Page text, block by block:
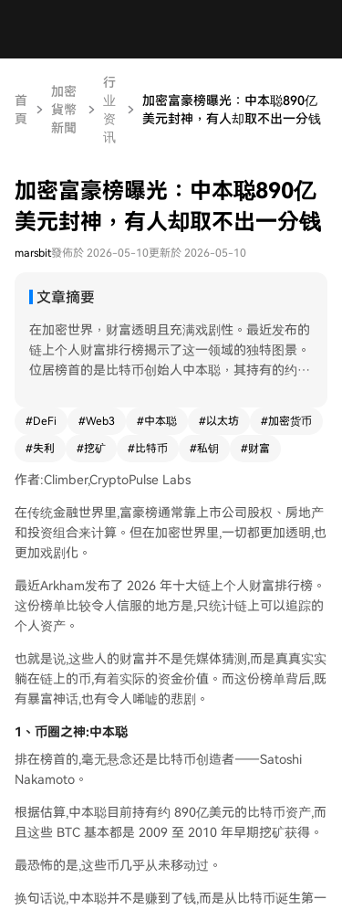
首
頁
加密
貨幣
新聞
行
业
资
讯
加密富豪榜曝光：中本聪890亿
美元封神，有人却取不出一分钱
加密富豪榜曝光：中本聪890亿
美元封神，有人却取不出一分钱
marsbit發佈於 2026-05-10更新於 2026-05-10
文章摘要
在加密世界，财富透明且充满戏剧性。最近发布的
链上个人财富排行榜揭示了这一领域的独特图景。
位居榜首的是比特币创始人中本聪，其持有的约89
波场创始人孙宇晨，则以约15亿美元的活跃链上资
产展现了完全不同的风格。 榜单背后也充满了悲
喜剧。有人因丢失存有私钥的硬盘，眼睁睁看着价
值数亿美元的比特币无法动用；有人忘记了硬件钱
包密码，仅剩两次尝试机会，关乎数亿资产。早期
以太坊投资者因丢失私钥，导致巨额财富“看得见
却摸不着”。甚至有毒贩将私钥藏于钓鱼竿后丢
联合创始人Vitalik Buterin作为技术理想主义者持
有约5.33亿美元资产。中国早期玩家“神鱼”凭借穿
越多个周期积累了约2.13亿美元财富。POAP创始
人等产品型创业者也凭借捕捉行业关键需求登上榜
单。 这份榜单凸显了加密世界的几个核心规律：
巨大财富多源于早期持有；私钥保管至关重要，一
益透明。它不仅是财富排名，更是行业发展史的缩
影，揭示了在这里，财富自由与永久丧失往往仅有
一串私钥之隔。
#DeFi #Web3 #中本聪 #以太坊 #加密货币
#失利 #挖矿 #比特币 #私钥 #财富
作者:Climber,CryptoPulse Labs
在传统金融世界里,富豪榜通常靠上市公司股权、房地产
和投资组合来计算。但在加密世界里,一切都更加透明,也
更加戏剧化。
最近Arkham发布了 2026 年十大链上个人财富排行榜。
这份榜单比较令人信服的地方是,只统计链上可以追踪的
个人资产。
也就是说,这些人的财富并不是凭媒体猜测,而是真真实实
躺在链上的币,有着实际的资金价值。而这份榜单背后,既
有暴富神话,也有令人唏嘘的悲剧。
1、币圈之神:中本聪
排在榜首的,毫无悬念还是比特币创造者——Satoshi
Nakamoto。
根据估算,中本聪目前持有约 890亿美元的比特币资产,而
且这些 BTC 基本都是 2009 至 2010 年早期挖矿获得。
最恐怖的是,这些币几乎从未移动过。
换句话说,中本聪并不是赚到了钱,而是从比特币诞生第一